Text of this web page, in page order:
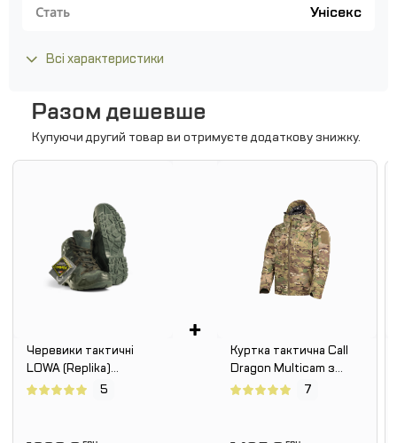
Стать Унісекс
Всі характеристики
Разом дешевше
Купуючи другий товар ви отримуєте додаткову знижку.
Черевики тактичні
LOWA (Replika)
ZEPHYR GTX® MID TF
5
+
Куртка тактична Call
Dragon Multicam з
підкладкою Omni-Heat
7